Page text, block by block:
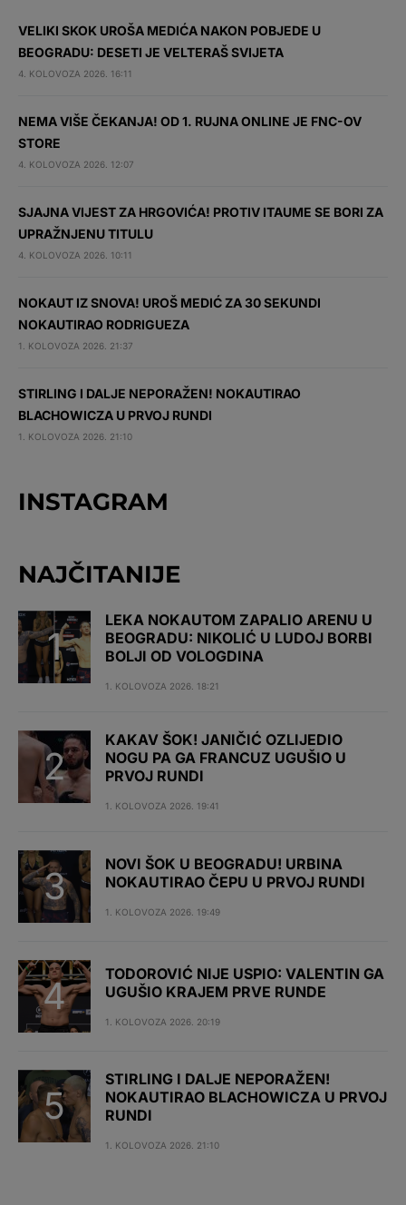
VELIKI SKOK UROŠA MEDIĆA NAKON POBJEDE U
BEOGRADU: DESETI JE VELTERAŠ SVIJETA
4. KOLOVOZA 2026. 16:11
NEMA VIŠE ČEKANJA! OD 1. RUJNA ONLINE JE FNC-OV
STORE
4. KOLOVOZA 2026. 12:07
SJAJNA VIJEST ZA HRGOVIĆA! PROTIV ITAUME SE BORI ZA
UPRAŽNJENU TITULU
4. KOLOVOZA 2026. 10:11
NOKAUT IZ SNOVA! UROŠ MEDIĆ ZA 30 SEKUNDI
NOKAUTIRAO RODRIGUEZA
1. KOLOVOZA 2026. 21:37
STIRLING I DALJE NEPORAŽEN! NOKAUTIRAO
BLACHOWICZA U PRVOJ RUNDI
1. KOLOVOZA 2026. 21:10
INSTAGRAM
NAJČITANIJE
LEKA NOKAUTOM ZAPALIO ARENU U
BEOGRADU: NIKOLIĆ U LUDOJ BORBI
BOLJI OD VOLOGDINA
1. KOLOVOZA 2026. 18:21
KAKAV ŠOK! JANIČIĆ OZLIJEDIO
NOGU PA GA FRANCUZ UGUŠIO U
PRVOJ RUNDI
1. KOLOVOZA 2026. 19:41
NOVI ŠOK U BEOGRADU! URBINA
NOKAUTIRAO ČEPU U PRVOJ RUNDI
1. KOLOVOZA 2026. 19:49
TODOROVIĆ NIJE USPIO: VALENTIN GA
UGUŠIO KRAJEM PRVE RUNDE
1. KOLOVOZA 2026. 20:19
STIRLING I DALJE NEPORAŽEN!
NOKAUTIRAO BLACHOWICZA U PRVOJ
RUNDI
1. KOLOVOZA 2026. 21:10